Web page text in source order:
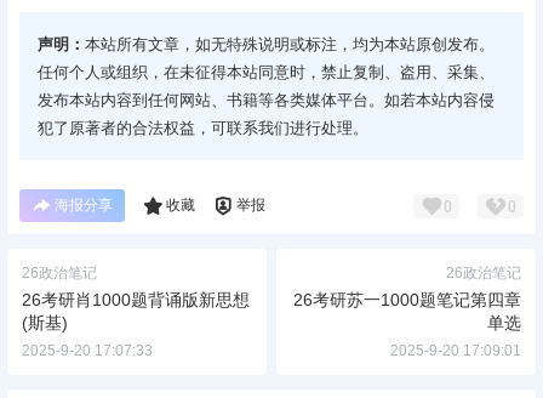
声明： 本站所有文章，如无特殊说明或标注，均为本站原创发布。
任何个人或组织，在未征得本站同意时，禁止复制、盗用、采集、
发布本站内容到任何网站、书籍等各类媒体平台。如若本站内容侵
犯了原著者的合法权益，可联系我们进行处理。
海报分享 收藏 举报 0 0
26政治笔记
26考研肖1000题背诵版新思想
(斯基)
2025-9-20 17:07:33
26政治笔记
26考研苏一1000题笔记第四章
单选
2025-9-20 17:09:01